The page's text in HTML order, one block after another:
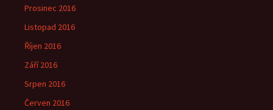
Prosinec 2016
Listopad 2016
Říjen 2016
Září 2016
Srpen 2016
Červen 2016